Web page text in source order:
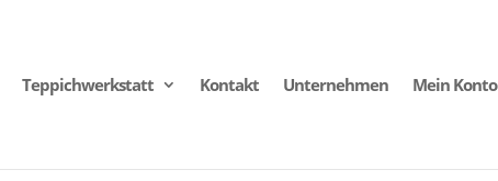
Teppichwerkstatt Kontakt Unternehmen Mein Konto